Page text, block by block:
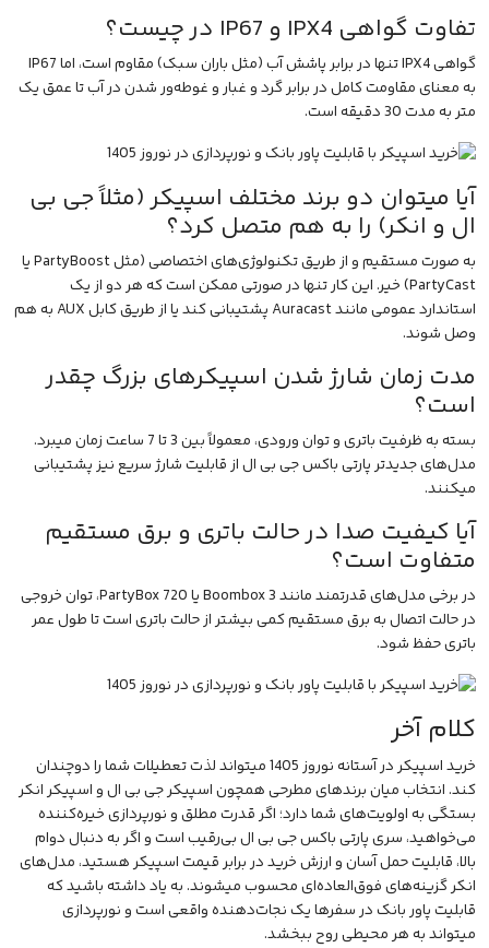
تفاوت گواهی IPX4 و IP67 در چیست؟
گواهی IPX4 تنها در برابر پاشش آب (مثل باران سبک) مقاوم است، اما IP67
به معنای مقاومت کامل در برابر گرد و غبار و غوطه‌ور شدن در آب تا عمق یک
متر به مدت 30 دقیقه است.
آیا میتوان دو برند مختلف اسپیکر (مثلاً جی بی
ال و انکر) را به هم متصل کرد؟
به صورت مستقیم و از طریق تکنولوژی‌های اختصاصی (مثل PartyBoost یا
PartyCast) خیر. این کار تنها در صورتی ممکن است که هر دو از یک
استاندارد عمومی مانند Auracast پشتیبانی کند یا از طریق کابل AUX به هم
وصل شوند.
مدت زمان شارژ شدن اسپیکرهای بزرگ چقدر
است؟
بسته به ظرفیت باتری و توان ورودی، معمولاً بین 3 تا 7 ساعت زمان میبرد.
مدل‌های جدیدتر پارتی باکس جی بی ال از قابلیت شارژ سریع نیز پشتیبانی
میکنند.
آیا کیفیت صدا در حالت باتری و برق مستقیم
متفاوت است؟
در برخی مدل‌های قدرتمند مانند Boombox 3 یا PartyBox 720، توان خروجی
در حالت اتصال به برق مستقیم کمی بیشتر از حالت باتری است تا طول عمر
باتری حفظ شود.
کلام آخر
خرید اسپیکر در آستانه نوروز 1405 میتواند لذت تعطیلات شما را دوچندان
کند. انتخاب میان برندهای مطرحی همچون اسپیکر جی بی ال و اسپیکر انکر
بستگی به اولویت‌های شما دارد؛ اگر قدرت مطلق و نورپردازی خیره‌کننده
می‌خواهید، سری پارتی باکس جی بی ال بی‌رقیب است و اگر به دنبال دوام
بالا، قابلیت حمل آسان و ارزش خرید در برابر قیمت اسپیکر هستید، مدل‌های
انکر گزینه‌های فوق‌العاده‌ای محسوب میشوند. به یاد داشته باشید که
قابلیت پاور بانک در سفرها یک نجات‌دهنده واقعی است و نورپردازی
میتواند به هر محیطی روح ببخشد.